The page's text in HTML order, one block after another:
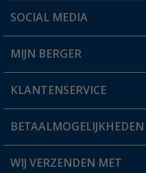
Een vraag?
Winkel vinden
SOCIAL MEDIA
MIJN BERGER
Mijn account
Status bestelling
KLANTENSERVICE
FAQ & Contact
Verzendinformatie
BETAALMOGELIJKHEDEN
WIJ VERZENDEN MET